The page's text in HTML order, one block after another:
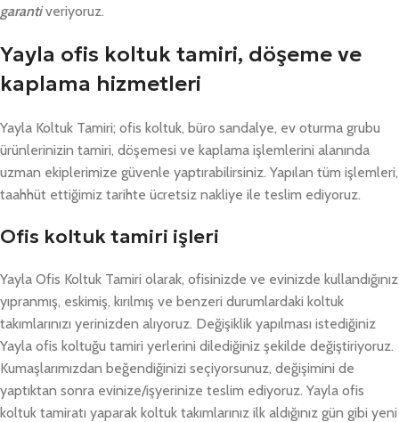
garantiveriyoruz.
Yayla ofis koltuk tamiri, döşeme ve
kaplama hizmetleri
Yayla Koltuk Tamiri; ofis koltuk, büro sandalye, ev oturma grubu
ürünlerinizin tamiri, döşemesi ve kaplama işlemlerini alanında
uzman ekiplerimize güvenle yaptırabilirsiniz. Yapılan tüm işlemleri,
taahhüt ettiğimiz tarihte ücretsiz nakliye ile teslim ediyoruz.
Ofis koltuk tamiri işleri
Yayla Ofis Koltuk Tamiri olarak, ofisinizde ve evinizde kullandığınız
yıpranmış, eskimiş, kırılmış ve benzeri durumlardaki koltuk
takımlarınızı yerinizden alıyoruz. Değişiklik yapılması istediğiniz
Yayla ofis koltuğu tamiri yerlerini dilediğiniz şekilde değiştiriyoruz.
Kumaşlarımızdan beğendiğinizi seçiyorsunuz, değişimini de
yaptıktan sonra evinize/işyerinize teslim ediyoruz. Yayla ofis
koltuk tamiratı yaparak koltuk takımlarınız ilk aldığınız gün gibi yeni